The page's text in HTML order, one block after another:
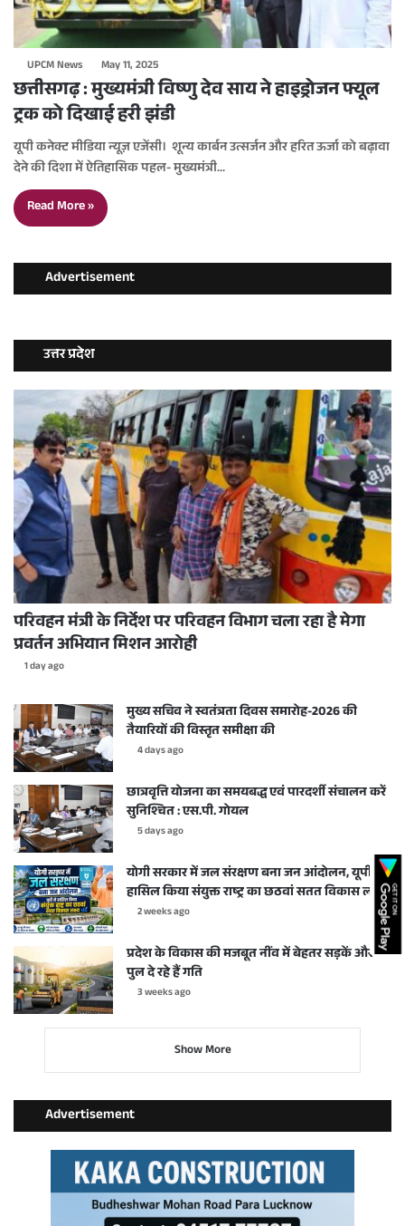
UPCM News May 11, 2025
छत्तीसगढ़ : मुख्यमंत्री विष्णु देव साय ने हाइड्रोजन फ्यूल
ट्रक को दिखाई हरी झंडी
यूपी कनेक्ट मीडिया न्यूज़ एजेंसी। शून्य कार्बन उत्सर्जन और हरित ऊर्जा को बढ़ावा
देने की दिशा में ऐतिहासिक पहल- मुख्यमंत्री…
Read More »
Advertisement
उत्तर प्रदेश
परिवहन मंत्री के निर्देश पर परिवहन विभाग चला रहा है मेगा
प्रवर्तन अभियान मिशन आरोही
1 day ago
मुख्य सचिव ने स्वतंत्रता दिवस समारोह-2026 की
तैयारियों की विस्तृत समीक्षा की
4 days ago
छात्रवृत्ति योजना का समयबद्ध एवं पारदर्शी संचालन करें
सुनिश्चित : एस.पी. गोयल
5 days ago
योगी सरकार में जल संरक्षण बना जन आंदोलन, यूपी ने
हासिल किया संयुक्त राष्ट्र का छठवां सतत विकास लक्ष्य
2 weeks ago
प्रदेश के विकास की मजबूत नींव में बेहतर सड़कें और
पुल दे रहे हैं गति
3 weeks ago
Show More
Advertisement